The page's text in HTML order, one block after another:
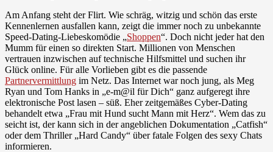
Am Anfang steht der Flirt. Wie schräg, witzig und schön das erste
Kennenlernen ausfallen kann, zeigt die immer noch zu unbekannte
Speed-Dating-Liebeskomödie „Shoppen“. Doch nicht jeder hat den
Mumm für einen so direkten Start. Millionen von Menschen
vertrauen inzwischen auf technische Hilfsmittel und suchen ihr
Glück online. Für alle Vorlieben gibt es die passende
Partnervermittlung im Netz. Das Internet war noch jung, als Meg
Ryan und Tom Hanks in „e-m@il für Dich“ ganz aufgeregt ihre
elektronische Post lasen – süß. Eher zeitgemäßes Cyber-Dating
behandelt etwa „Frau mit Hund sucht Mann mit Herz“. Wem das zu
seicht ist, der kann sich in der angeblichen Dokumentation „Catfish“
oder dem Thriller „Hard Candy“ über fatale Folgen des sexy Chats
informieren.